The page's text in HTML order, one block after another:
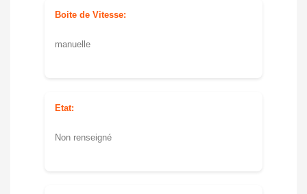
Boite de Vitesse:
manuelle
Etat:
Non renseigné